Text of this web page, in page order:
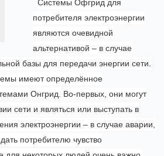
Системы Офгрид для
потребителя электроэнергии
являются очевидной
альтернативой – в случае
базы для передачи энергии сети.
имеют определённое
Онгрид. Во-первых, они могут
сети и являться или выступать в
электроэнергии – в случае аварии,
потребителю чувство